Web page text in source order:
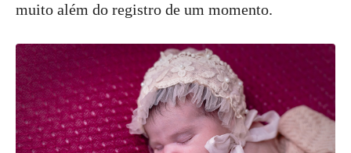
muito além do registro de um momento.